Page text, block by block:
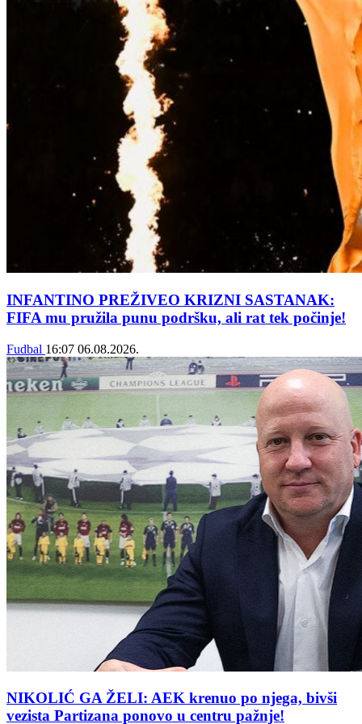
INFANTINO PREŽIVEO KRIZNI SASTANAK:
FIFA mu pružila punu podršku, ali rat tek počinje!
Fudbal 16:07 06.08.2026.
NIKOLIĆ GA ŽELI: AEK krenuo po njega, bivši
vezista Partizana ponovo u centru pažnje!